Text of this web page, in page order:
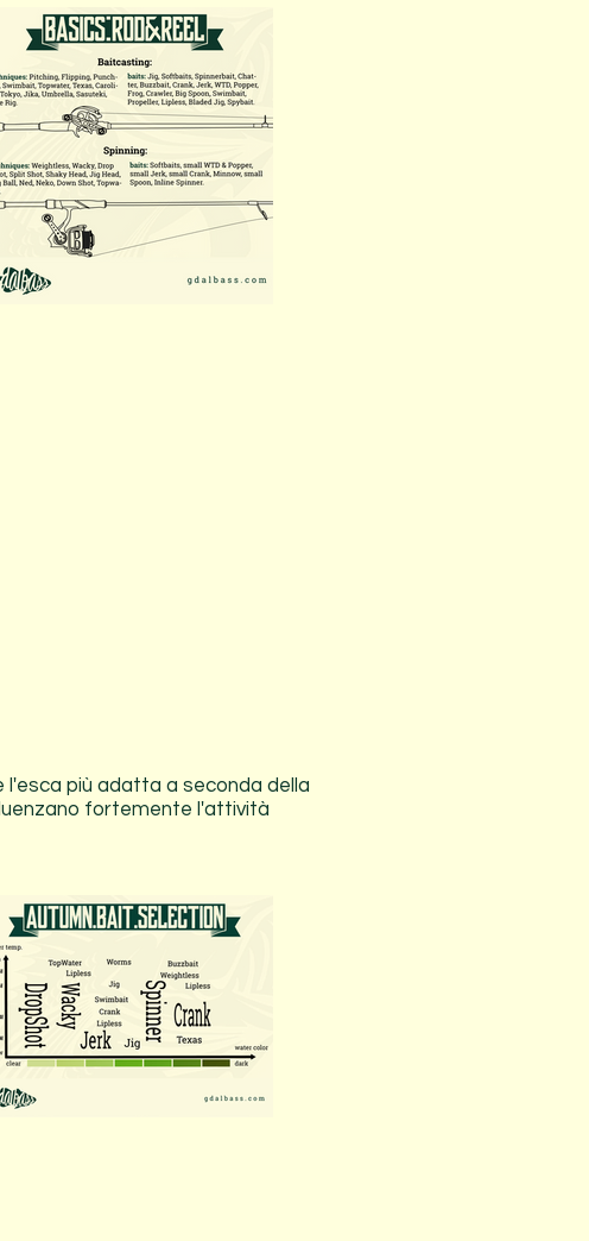
l'esca più adatta a seconda della
fortemente l'attività